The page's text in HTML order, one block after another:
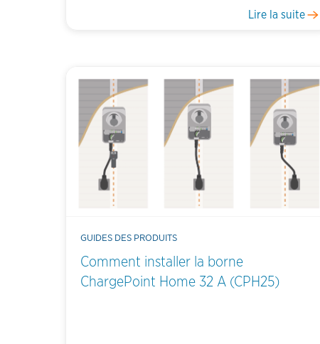
Lire la suite
GUIDES DES PRODUITS
Comment installer la borne
ChargePoint Home 32 A (CPH25)